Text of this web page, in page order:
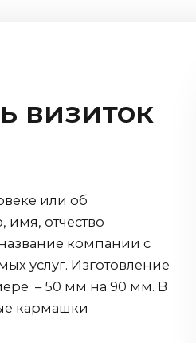
визиток
или об
отчество
компании с
услуг. Изготовление
– 50 мм на 90 мм. В
кармашки